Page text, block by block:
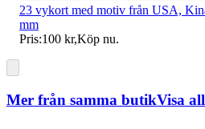
23 vykort med motiv från USA,
mm
Pris:100 kr,Köp nu.
Mer från samma butikVisa